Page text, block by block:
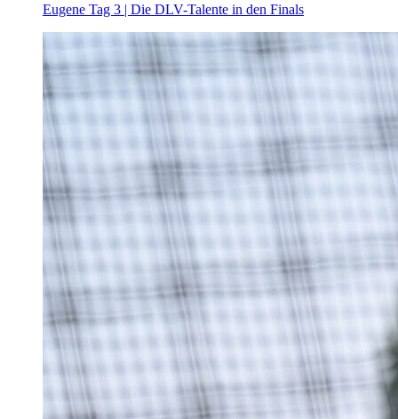
Eugene Tag 3 | Die DLV-Talente in den Finals